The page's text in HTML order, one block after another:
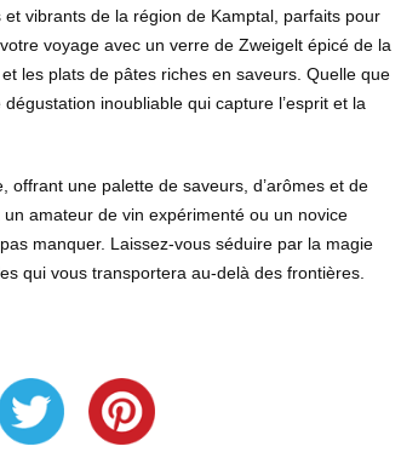
vibrants de la région de Kamptal, parfaits pour
voyage avec un verre de Zweigelt épicé de la
les plats de pâtes riches en saveurs. Quelle que
inoubliable qui capture l’esprit et la
offrant une palette de saveurs, d’arômes et de
amateur de vin expérimenté ou un novice
manquer. Laissez-vous séduire par la magie
qui vous transportera au-delà des frontières.